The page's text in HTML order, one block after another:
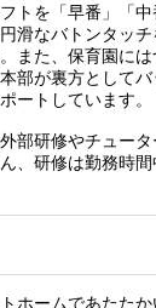
トを「早番」「
滑なバトンタッ
また、保育園に
部が裏方として
ートしています。
部研修やチュー
、研修は勤務時
ホームであたたか